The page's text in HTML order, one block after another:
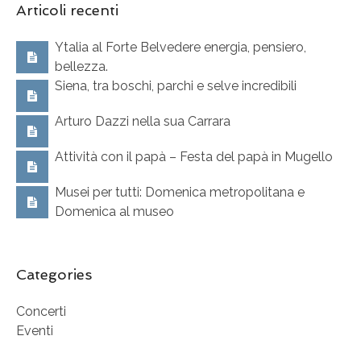
Articoli recenti
Ytalia al Forte Belvedere energia, pensiero,
bellezza.
Siena, tra boschi, parchi e selve incredibili
Arturo Dazzi nella sua Carrara
Attività con il papà – Festa del papà in Mugello
Musei per tutti: Domenica metropolitana e
Domenica al museo
Categories
Concerti
Eventi